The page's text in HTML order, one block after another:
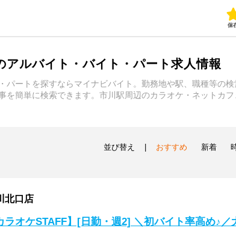
保
ルバイト・バイト・パート求人情報
ートを探すならマイナビバイト。勤務地や駅、職種等の検
簡単に検索できます。市川駅周辺のカラオケ・ネットカ
並び替え おすすめ 新着
北口店
ラオケSTAFF】[日勤・週2] ＼初バイト率高め♪／